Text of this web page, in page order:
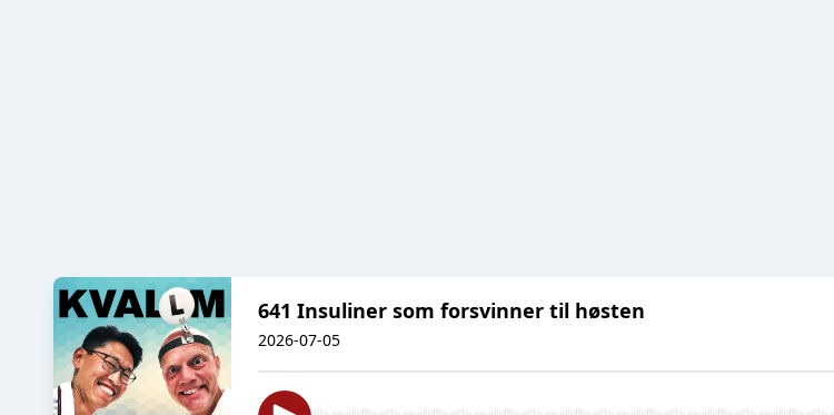
641 Insuliner som forsvinner til høsten
2026-07-05